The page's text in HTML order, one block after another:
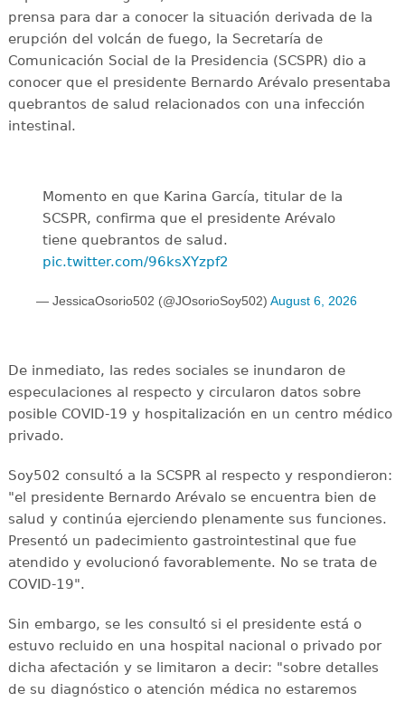
prensa para dar a conocer la situación derivada de la
erupción del volcán de fuego, la Secretaría de
Comunicación Social de la Presidencia (SCSPR) dio a
conocer que el presidente Bernardo Arévalo presentaba
quebrantos de salud relacionados con una infección
intestinal.
Momento en que Karina García, titular de la
SCSPR, confirma que el presidente Arévalo
tiene quebrantos de salud.
pic.twitter.com/96ksXYzpf2
— JessicaOsorio502 (@JOsorioSoy502) August 6, 2026
De inmediato, las redes sociales se inundaron de
especulaciones al respecto y circularon datos sobre
posible COVID-19 y hospitalización en un centro médico
privado.
Soy502 consultó a la SCSPR al respecto y respondieron:
"el presidente Bernardo Arévalo se encuentra bien de
salud y continúa ejerciendo plenamente sus funciones.
Presentó un padecimiento gastrointestinal que fue
atendido y evolucionó favorablemente. No se trata de
COVID-19".
Sin embargo, se les consultó si el presidente está o
estuvo recluido en una hospital nacional o privado por
dicha afectación y se limitaron a decir: "sobre detalles
de su diagnóstico o atención médica no estaremos